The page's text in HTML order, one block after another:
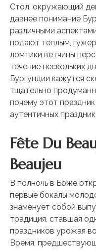
Стол, окружающий
давнее понимание
различными
подают теплым,
ломтики ветчины
течение нескольких
Бургундии кажутся
тщательно
почему этот
аутентичных
Fête Du
Beaujeu
В полночь в Боже
первые бокалы
знаменует собой
традиция, ставшая
праздников урожая
Время,